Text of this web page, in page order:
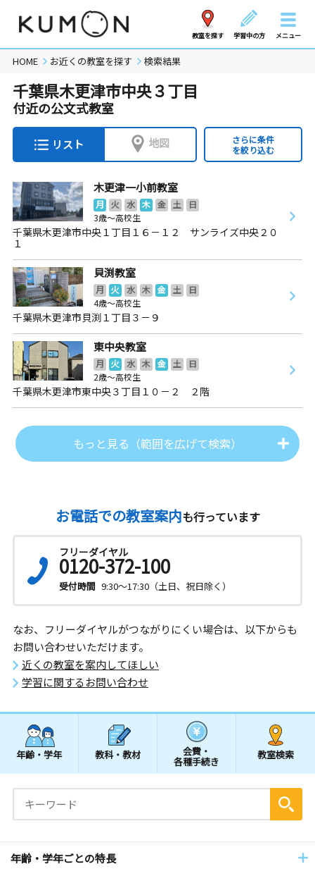
教室を探す 学習中の方 メニュー
HOME お近くの教室を探す 検索結果
千葉県木更津市中央３丁目
付近の公文式教室
リスト 地図
さらに条件
を絞り込む
木更津一小前教室
月 火 水 木 金 土
日
3歳～高校生
千葉県木更津市中央１丁目１６－１２ サンライズ中央２０
１
貝渕教室
月 火 水 木 金 土
日
4歳～高校生
千葉県木更津市貝渕１丁目３－９
東中央教室
月 火 水 木 金 土
日
2歳～高校生
千葉県木更津市東中央３丁目１０－２ ２階
もっと見る（範囲を広げて検索）
お電話での教室案内も行っています
フリーダイヤル
0120-372-100
受付時間 9:30～17:30（土日、祝日除く）
なお、フリーダイヤルがつながりにくい場合は、以下からも
お問い合わせいただけます。
近くの教室を案内してほしい
学習に関するお問い合わせ
年齢・学年 教科・教材 会費・
各種手続き
教室検索
年齢・学年ごとの特長